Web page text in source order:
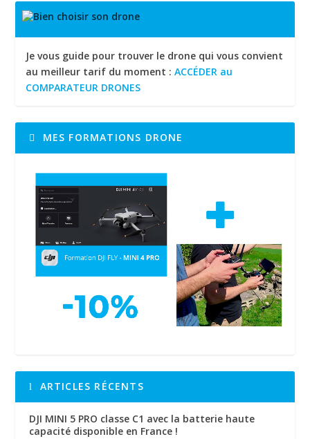
Je vous guide pour trouver le drone qui vous convient
au meilleur tarif du moment :ACCÉDER au
COMPARATEUR DRONES
MES FORMATIONS DRONE
ARTICLES RÉCENTS
DJI MINI 5 PRO classe C1 avec la batterie haute
capacité disponible en France !